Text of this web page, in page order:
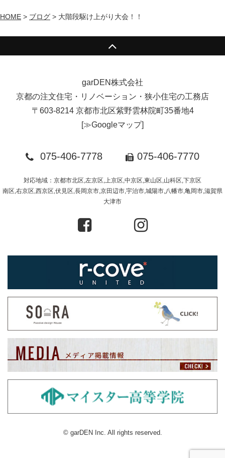
HOME > ブログ > 大階段駆け上がり大会！！
garDEN株式会社
京都の注文住宅・リノベーション・狭小住宅の工務店
〒603-8214 京都市北区紫野雲林院町35番地4
[≫Googleマップ]
075-406-7778 075-406-7770
対応地域：京都市北区,左京区,上京区,中京区,東山区,山科区,下京区
南区,右京区,西京区,伏見区,長岡京市,京田辺市,宇治市,城陽市,八幡市,亀岡市,滋賀県
大津市
© garDEN Inc. All rights reserved.